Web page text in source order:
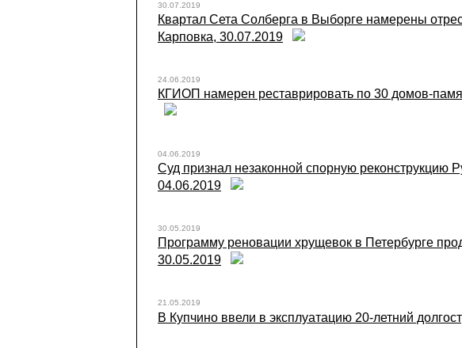
30.07.2019
Квартал Сета Солберга в Выборге намерены
Карповка, 30.07.2019
24.06.2019
КГИОП намерен реставрировать по 30 домов-
04.06.2019
Суд признал незаконной спорную реконструкцию
04.06.2019
30.05.2019
Программу реновации хрущевок в Петербурге
30.05.2019
21.05.2019
В Купчино ввели в эксплуатацию 20-летний